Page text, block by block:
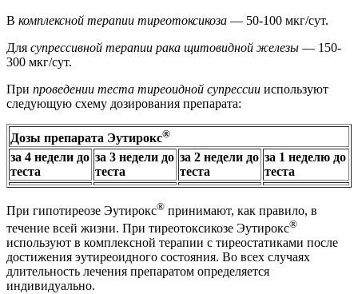
В комплексной терапии тиреотоксикоза — 50-100 мкг/сут.
Для супрессивной терапии рака щитовидной железы — 150-
300 мкг/сут.
При проведении теста тиреоидной супрессии используют
следующую схему дозирования препарата:
Дозы препарата Эутирокс®
за 4 недели до
теста
за 3 недели до
теста
за 2 недели до
теста
за 1 неделю до
теста
При гипотиреозе Эутирокс® принимают, как правило, в
течение всей жизни. При тиреотоксикозе Эутирокс®
используют в комплексной терапии с тиреостатиками после
достижения эутиреоидного состояния. Во всех случаях
длительность лечения препаратом определяется
индивидуально.